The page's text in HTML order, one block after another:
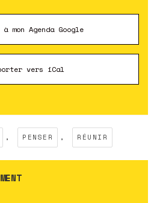
mon Agenda Google
vers iCal
, PENSER , RÉUNIR